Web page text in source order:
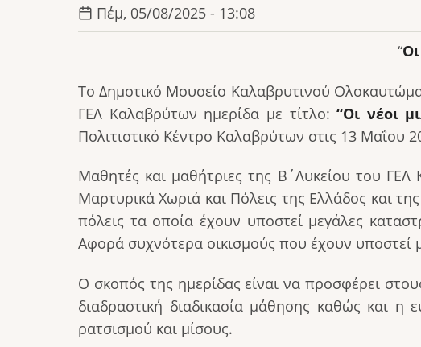
Πέμ, 05/08/2025 - 13:08
“
Το Δημοτικό Μουσείο Καλαβρυτινού
ΓΕΛ Καλαβρύτων ημερίδα με τίτλο:“Οι νέοι
Πολιτιστικό Κέντρο Καλαβρύτων στις 13 Μαΐου
Μαθητές και μαθήτριες της Β΄Λυκείου του
Μαρτυρικά Χωριά και Πόλεις της Ελλάδος και
πόλεις τα οποία έχουν υποστεί μεγάλες
Αφορά συχνότερα οικισμούς που έχουν υποστεί
Ο σκοπός της ημερίδας είναι να προσφέρει
διαδραστική διαδικασία μάθησης καθώς και
ρατσισμού και μίσους.